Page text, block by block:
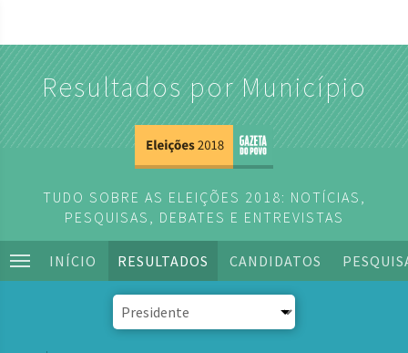
Resultados por Município
TUDO SOBRE AS ELEIÇÕES 2018: NOTÍCIAS,
PESQUISAS, DEBATES E ENTREVISTAS
INÍCIO RESULTADOS CANDIDATOS